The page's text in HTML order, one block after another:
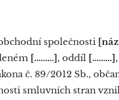
společnosti
[………], oddíl [………]
č. 89/2012 Sb.,
smluvních stran